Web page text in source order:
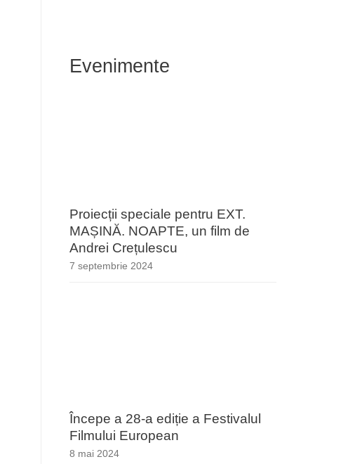
Evenimente
Proiecții speciale pentru EXT.
MAȘINĂ. NOAPTE, un film de
Andrei Crețulescu
7 septembrie 2024
Începe a 28-a ediție a Festivalul
Filmului European
8 mai 2024